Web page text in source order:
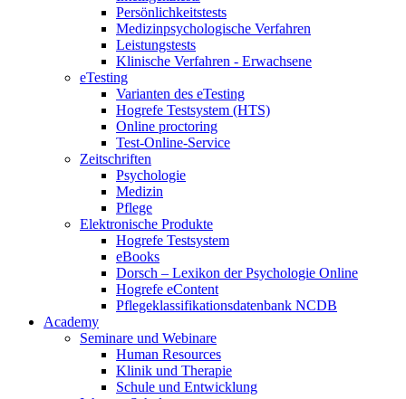
Persönlichkeitstests
Medizinpsychologische Verfahren
Leistungstests
Klinische Verfahren - Erwachsene
eTesting
Varianten des eTesting
Hogrefe Testsystem (HTS)
Online proctoring
Test-Online-Service
Zeitschriften
Psychologie
Medizin
Pflege
Elektronische Produkte
Hogrefe Testsystem
eBooks
Dorsch – Lexikon der Psychologie Online
Hogrefe eContent
Pflegeklassifikationsdatenbank NCDB
Academy
Seminare und Webinare
Human Resources
Klinik und Therapie
Schule und Entwicklung